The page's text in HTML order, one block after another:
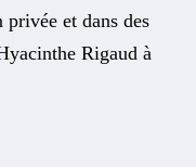
et dans des
Rigaud à